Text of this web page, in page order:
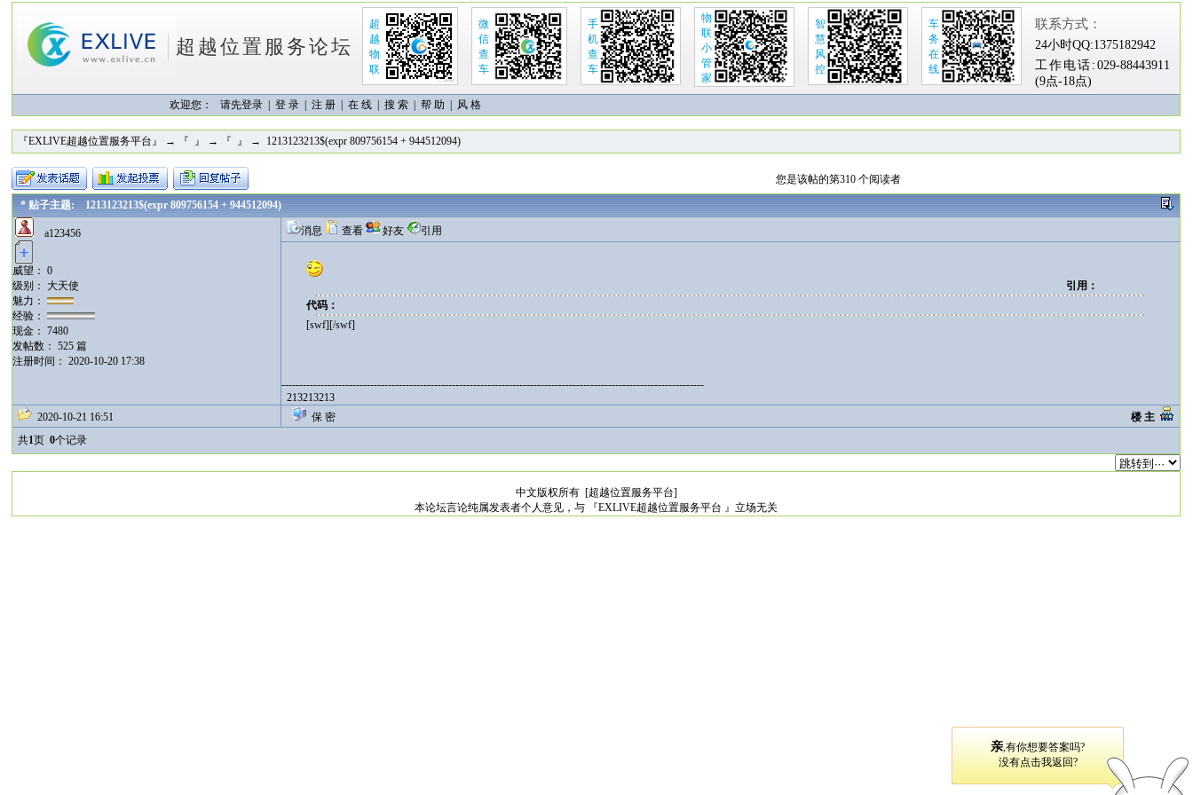
超越位置服务论坛
超
越
物
联
微
信
查
车
手
机
查
车
物
联
小
管
家
智
慧
风
控
车
务
在
线
联系方式：
24小时QQ:1375182942
工作电话:029-88443911
(9点-18点)
欢迎您： 请先登录 | 登 录 注 册 在 线 搜 索 帮 助 | 风 格
『EXLIVE超越位置服务平台』 → 『 』 → 『 』 → 1213123213$(expr 809756154 + 944512094)
您是该帖的第310 个阅读者
* 贴子主题: 1213123213$(expr 809756154 + 944512094)
a123456
威望： 0
级别： 大天使
魅力：
经验：
现金： 7480
发帖数： 525 篇
注册时间： 2020-10-20 17:38
消息 查看 好友 引用
引用：
代码：
[swf][/swf]
-----------------------------------------------------------------------------------------------------------------------
213213213
2020-10-21 16:51
保 密
楼 主
共1页0个记录
中文版权所有 [超越位置服务平台]
本论坛言论纯属发表者个人意见，与 『EXLIVE超越位置服务平台 』立场无关
亲,有你想要答案吗?
没有点击我返回?